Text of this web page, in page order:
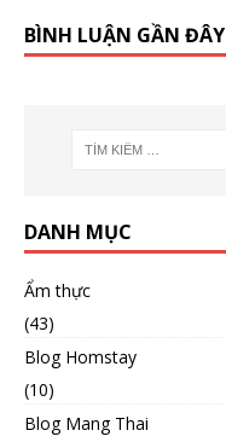
BÌNH LUẬN GẦN ĐÂY
DANH MỤC
Ẩm thực
(43)
Blog Homstay
(10)
Blog Mang Thai